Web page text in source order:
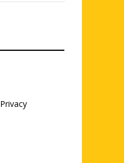
Privacy